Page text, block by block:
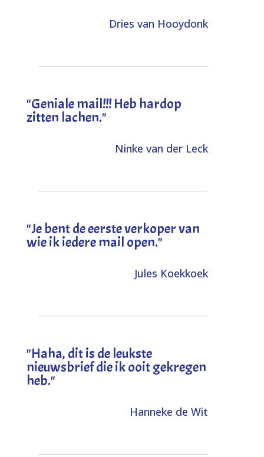
Dries van Hooydonk
"Geniale mail!!! Heb hardop
zitten lachen."
Ninke van der Leck
"Je bent de eerste verkoper van
wie ik iedere mail open."
Jules Koekkoek
"Haha, dit is de leukste
nieuwsbrief die ik ooit gekregen
heb."
Hanneke de Wit